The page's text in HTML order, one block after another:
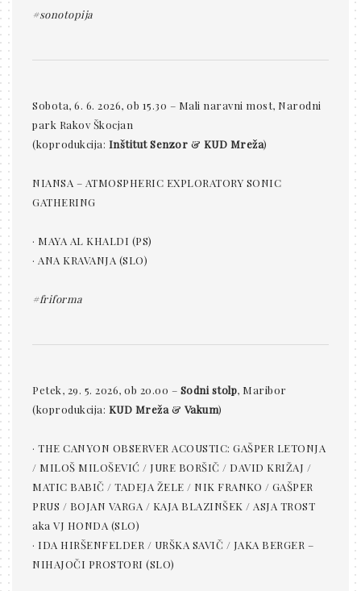
#sonotopija
Sobota, 6. 6. 2026, ob 15.30 – Mali naravni most, Narodni
park Rakov Škocjan
(koprodukcija: Inštitut Senzor & KUD Mreža)
NIANSA – ATMOSPHERIC EXPLORATORY SONIC
GATHERING
· MAYA AL KHALDI (PS)
· ANA KRAVANJA (SLO)
#friforma
Petek, 29. 5. 2026, ob 20.00 – Sodni stolp, Maribor
(koprodukcija: KUD Mreža& Vakum)
· THE CANYON OBSERVER ACOUSTIC: GAŠPER LETONJA
/ MILOŠ MILOŠEVIĆ / JURE BORŠIČ / DAVID KRIŽAJ /
MATIC BABIČ / TADEJA ŽELE / NIK FRANKO / GAŠPER
PRUS / BOJAN VARGA / KAJA BLAZINŠEK / ASJA TROST
aka VJ HONDA (SLO)
· IDA HIRŠENFELDER / URŠKA SAVIČ / JAKA BERGER –
NIHAJOČI PROSTORI (SLO)